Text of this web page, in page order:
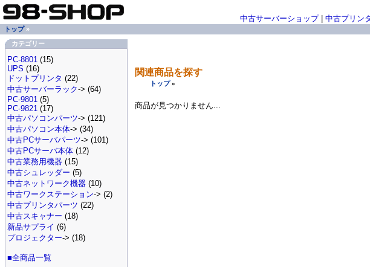
関連商品を探す
トップ»
商品が見つかりません...
中古サーバーショップ| 中古プリン
トップ»
カテゴリー
PC-8801 (15)
UPS (16)
ドットプリンタ (22)
中古サーバーラック-> (64)
PC-9801 (5)
PC-9821 (17)
中古パソコンパーツ-> (121)
中古パソコン本体-> (34)
中古PCサーバパーツ-> (101)
中古PCサーバ本体 (12)
中古業務用機器 (15)
中古シュレッダー (5)
中古ネットワーク機器 (10)
中古ワークステーション-> (2)
中古プリンタパーツ (22)
中古スキャナー (18)
新品サプライ (6)
プロジェクター-> (18)
■全商品一覧